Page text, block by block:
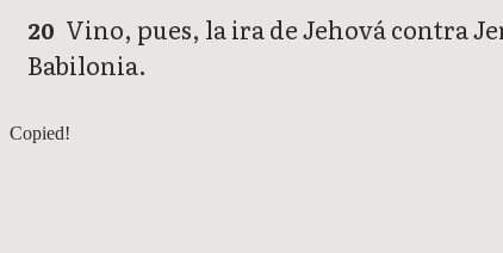
20 Vino, pues, la ira de Jehová contra
Babilonia.
2 Reyes 23
Copied!